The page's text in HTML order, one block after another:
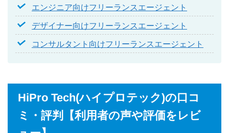
エンジニア向けフリーランスエージェント
デザイナー向けフリーランスエージェント
コンサルタント向けフリーランスエージェント
HiPro Tech(ハイプロテック)の口コ
ミ・評判【利用者の声や評価をレビ